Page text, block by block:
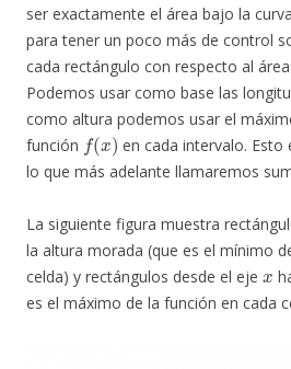
ser exactamente el área bajo la
para tener un poco más de control
cada rectángulo con respecto al
Podemos usar como base las
como altura podemos usar el
función
f(x)
en cada intervalo. Esto
lo que más adelante llamaremos
La siguiente figura muestra
la altura morada (que es el mínimo
celda) y rectángulos desde el eje
x
es el máximo de la función en cada